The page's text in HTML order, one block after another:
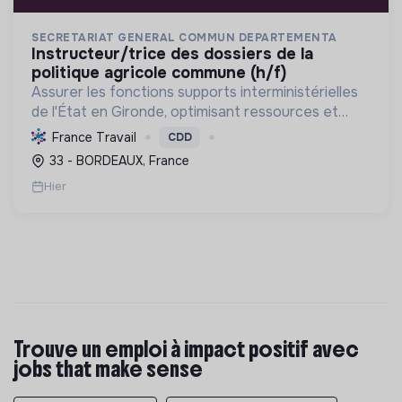
SECRETARIAT GENERAL COMMUN DEPARTEMENTA
instructeur/trice des dossiers de la
politique agricole commune (h/f)
Assurer les fonctions supports interministérielles
de l'État en Gironde, optimisant ressources et
services, pour une administration efficiente et
engagée dans la transition écologique et le
développem...
France Travail CDD
33 - BORDEAUX, France
Hier
Trouve un emploi à impact positif avec
jobs that make sense